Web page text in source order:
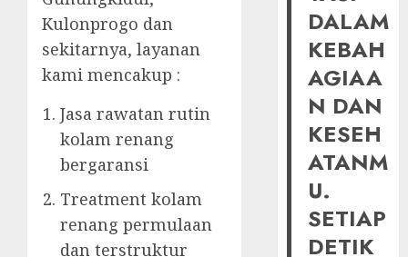
Kulonprogo dan
sekitarnya, layanan
kami mencakup :
Jasa rawatan rutin
kolam renang
bergaransi
Treatment kolam
renang permulaan
dan terstruktur
DALAM
KEBAH
AGIAA
N DAN
KESEH
ATANM
U.
SETIAP
DETIK